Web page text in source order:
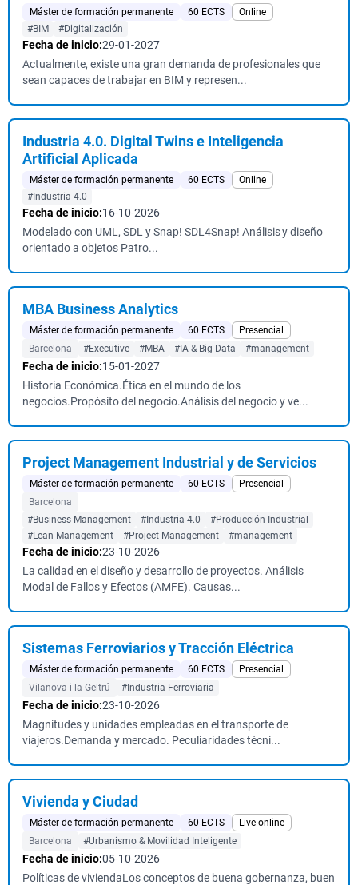
Máster de formación permanente 60 ECTS
Online
#BIM
#Digitalización
Fecha de inicio:29-01-2027
Actualmente, existe una gran demanda de profesionales que
sean capaces de trabajar en BIM y represen...
Industria 4.0. Digital Twins e Inteligencia
Artificial Aplicada
Máster de formación permanente 60 ECTS
Online
#Industria 4.0
Fecha de inicio:16-10-2026
Modelado con UML, SDL y Snap! SDL4Snap! Análisis y diseño
orientado a objetos Patro...
MBA Business Analytics
Máster de formación permanente 60 ECTS
Presencial
Barcelona
#Executive #MBA #IA & Big Data #management
Fecha de inicio:15-01-2027
Historia Económica.Ética en el mundo de los
negocios.Propósito del negocio.Análisis del negocio y ve...
Project Management Industrial y de Servicios
Máster de formación permanente 60 ECTS
Presencial
Barcelona
#Business Management
#Industria 4.0
#Producción Industrial
#Lean Management
#Project Management #management
Fecha de inicio:23-10-2026
La calidad en el diseño y desarrollo de proyectos. Análisis
Modal de Fallos y Efectos (AMFE). Causas...
Sistemas Ferroviarios y Tracción Eléctrica
Máster de formación permanente 60 ECTS
Presencial
Vilanova i la Geltrú
#Industria Ferroviaria
Fecha de inicio:23-10-2026
Magnitudes y unidades empleadas en el transporte de
viajeros.Demanda y mercado. Peculiaridades técni...
Vivienda y Ciudad
Máster de formación permanente 60 ECTS
Live online
Barcelona
#Urbanismo & Movilidad Inteligente
Fecha de inicio:05-10-2026
Políticas de viviendaLos conceptos de buena gobernanza, buen